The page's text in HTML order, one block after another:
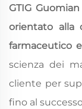
GTIG
orientato alla
farmaceutico
scienza dei
cliente per
fino al